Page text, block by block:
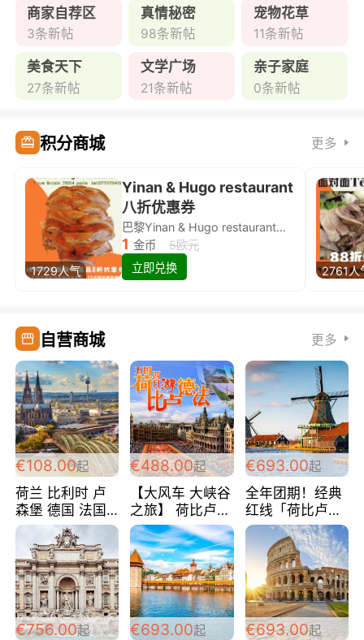
商家自荐区
3条新帖
真情秘密
98条新帖
宠物花草
11条新帖
美食天下
27条新帖
文学广场
21条新帖
亲子家庭
0条新帖
积分商城 更多
1729人气
Yinan & Hugo restaurant
八折优惠券
巴黎Yinan & Hugo restaurant除简餐类全场8折
1 金币
5欧元
立即兑换
2761人
自营商城 更多
€108.00起
荷兰 比利时 卢
森堡 德国 法国
超爽玩遍西欧 循
环线 全程四星宾
馆 108欧/人/天
€488.00起
【大风车 大峡谷
之旅】 荷比卢德
法 巴黎上下 经
典五国四日游
488欧/人
€693.00起
全年团期！经典
红线「荷比卢德
法」七天循环 五
国 仅售99欧/人/
天！巴黎上下！
包拼房~
€756.00起 €693.00起 €693.00起